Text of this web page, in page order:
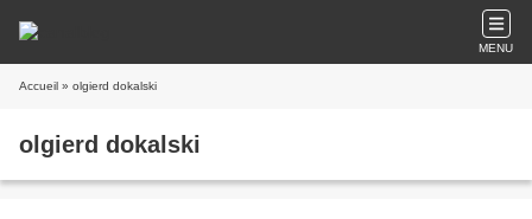
MENU
Accueil » olgierd dokalski
olgierd dokalski